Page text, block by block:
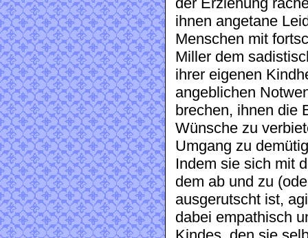
der Erziehung
ihnen angetane
Menschen mit
Miller dem
ihrer eigenen
angeblichen
brechen, ihnen die
Wünsche zu
Umgang zu
Indem sie sich mit
dem ab und zu
ausgerutscht ist,
dabei empathisch